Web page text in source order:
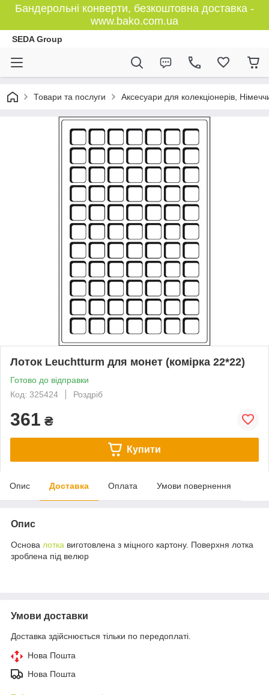
Бандерольні конверти, безкоштовна доставка -
www.bako.com.ua
SEDA Group
Товари та послуги Аксесуари для колекціонерів,
Лоток Leuchtturm для монет (комірка 22*22)
Готово до відправки
Код: 325424
Роздріб
361 ₴
Купити
Опис Доставка Оплата Умови повернення
Опис
Основа лотка виготовлена з міцного картону. Поверхня лотка
зроблена під велюр
Умови доставки
Доставка здійснюється тільки по передоплаті.
Нова Пошта
Нова Пошта